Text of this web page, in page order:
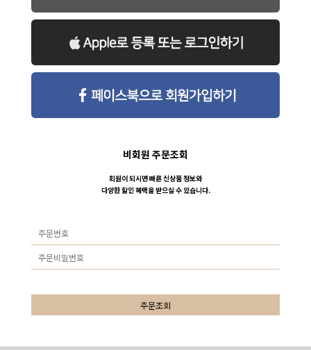
비회원 주문조회
회원이 되시면 빠른 신상품 정보와
다양한 할인 혜택을 받으실 수 있습니다.
주문조회